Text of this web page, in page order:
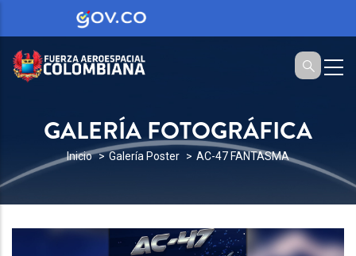
GALERÍA FOTOGRÁFICA
SOBRESCRIBIR
DE
AYUDA
Inicio Galería Poster AC-47 FANTASMA